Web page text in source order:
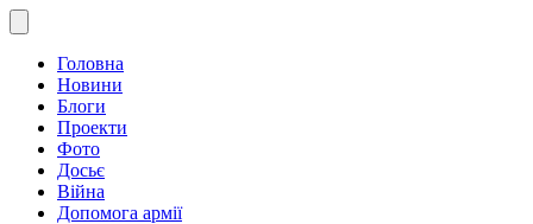
Головна
Новини
Блоги
Проекти
Фото
Досьє
Війна
Допомога армії